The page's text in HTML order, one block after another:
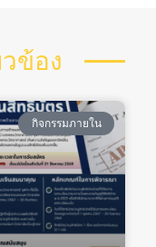
ข้อง
กิจกรรมภายใน